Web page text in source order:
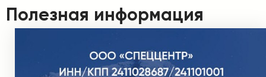
Полезная информация